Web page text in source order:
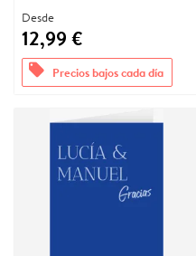
Desde
12,99 €
offers Precios bajos cada día